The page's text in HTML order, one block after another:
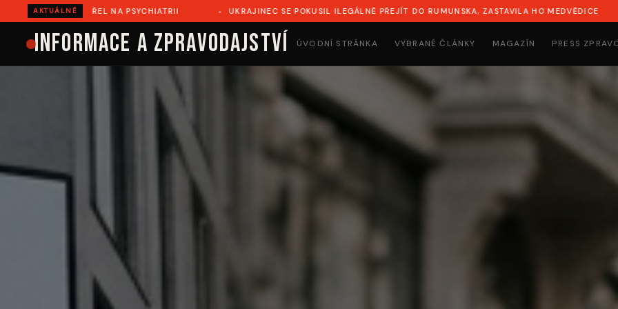
AKTUÁLNĚ
NA PSYCHIATRII UKRAJINEC SE POKUSIL ILEGÁLNĚ PŘEJÍT DO RUMUNSKA, ZASTAVILA HO MEDVĚDICE SYN NAPADL
Informace a zpravodajství ÚVODNÍ STRÁNKA VYBRANÉ ČLÁNKY MAGAZÍN PRESS